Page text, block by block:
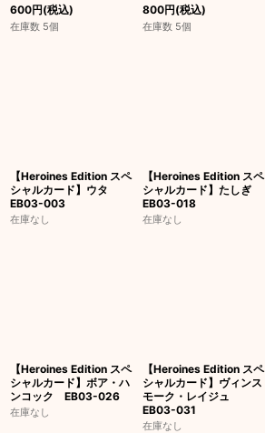
600円(税込)
在庫数 5個
800円(税込)
在庫数 5個
【Heroines Edition スペ
シャルカード】ウタ
EB03-003
在庫なし
【Heroines Edition スペ
シャルカード】たしぎ
EB03-018
在庫なし
【Heroines Edition スペ
シャルカード】ボア・ハ
ンコック EB03-026
在庫なし
【Heroines Edition スペ
シャルカード】ヴィンス
モーク・レイジュ
EB03-031
在庫なし